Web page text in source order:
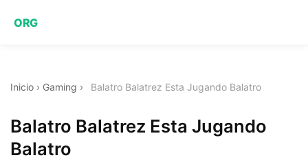
ORG
Inicio › Gaming › Balatro Balatrez Esta Jugando Balatro
Balatro Balatrez Esta Jugando
Balatro